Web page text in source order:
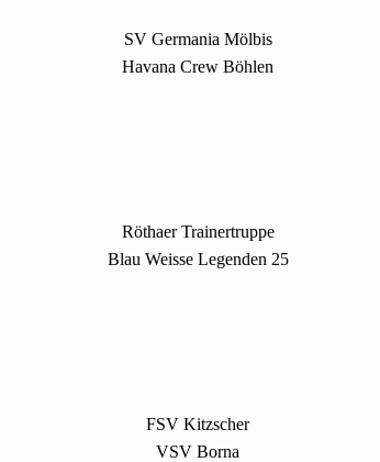
SV Germania Mölbis
Havana Crew Böhlen
Röthaer Trainertruppe
Blau Weisse Legenden 25
FSV Kitzscher
VSV Borna